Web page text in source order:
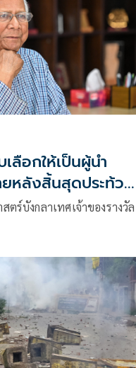
ลือกให้เป็นผู้นำ
ยหลังสิ้นสุดประท้วง
ศ
ร์บังกลาเทศเจ้าของรางวัล